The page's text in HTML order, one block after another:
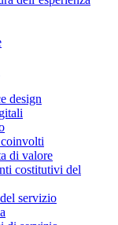
design
di valore
costitutivi del
servizio